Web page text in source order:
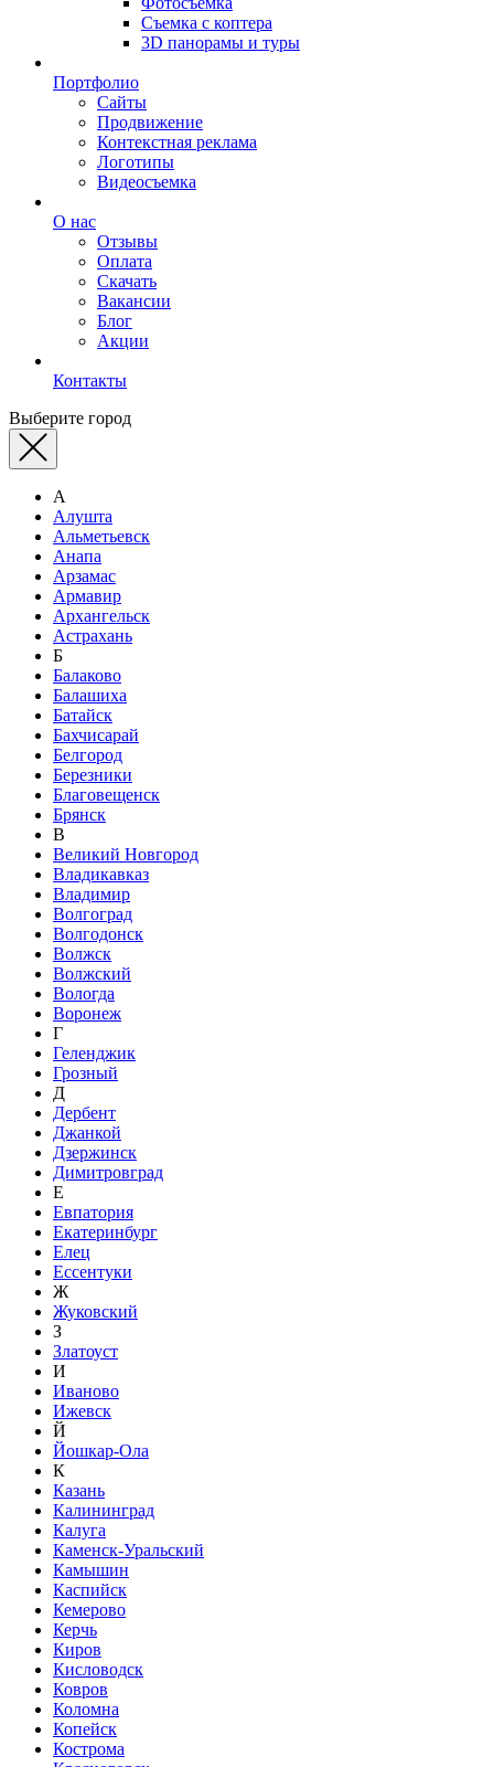
Съемка с коптера
3D панорамы и туры
Портфолио
Сайты
Продвижение
Контекстная реклама
Логотипы
Видеосъемка
О нас
Отзывы
Оплата
Скачать
Вакансии
Блог
Акции
Контакты
Выберите город
А
Алушта
Альметьевск
Анапа
Арзамас
Армавир
Архангельск
Астрахань
Б
Балаково
Балашиха
Батайск
Бахчисарай
Белгород
Березники
Благовещенск
Брянск
В
Великий Новгород
Владикавказ
Владимир
Волгоград
Волгодонск
Волжск
Волжский
Вологда
Воронеж
Г
Геленджик
Грозный
Д
Дербент
Джанкой
Дзержинск
Димитровград
Е
Евпатория
Екатеринбург
Елец
Ессентуки
Ж
Жуковский
З
Златоуст
И
Иваново
Ижевск
Й
Йошкар-Ола
К
Казань
Калининград
Калуга
Каменск-Уральский
Камышин
Каспийск
Кемерово
Керчь
Киров
Кисловодск
Ковров
Коломна
Копейск
Кострома